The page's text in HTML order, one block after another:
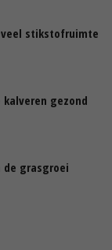
stikstofruimte
gezond
de grasgroei